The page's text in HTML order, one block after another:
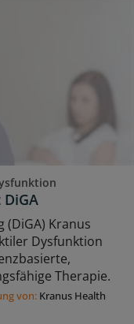
(DiGA) Kranus
Dysfunktion
Therapie.
von: Kranus Health